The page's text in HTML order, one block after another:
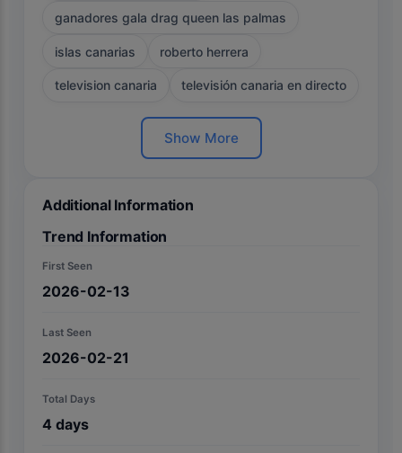
ganadores gala drag queen las palmas
islas canarias roberto herrera
television canaria televisión canaria en directo
Show More
Additional Information
Trend Information
First Seen
2026-02-13
Last Seen
2026-02-21
Total Days
4 days